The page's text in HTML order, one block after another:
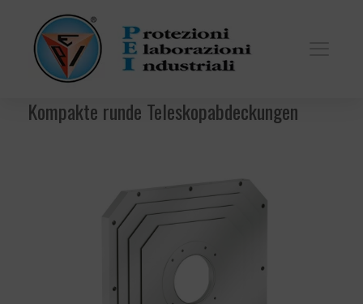
Kompakte runde Teleskopabdeckungen